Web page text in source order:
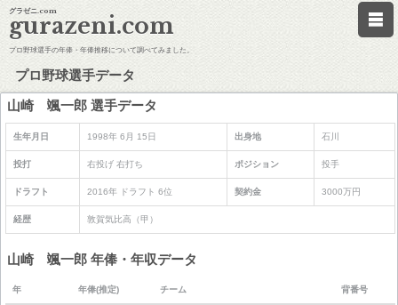
グラゼニ.com
gurazeni.com
プロ野球選手の年俸・年俸推移について調べてみました。
プロ野球選手データ
山崎 颯一郎 選手データ
生年月日 1998年 6月 15日 出身地 石川
投打 右投げ 右打ち ポジション 投手
ドラフト 2016年 ドラフト 6位 契約金 3000万円
経歴 敦賀気比高（甲）
山崎 颯一郎 年俸・年収データ
年 年俸(推定) チーム 背番号